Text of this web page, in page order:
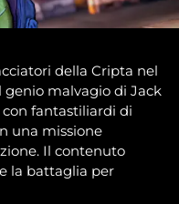
della Cripta nel
malvagio di Jack
fantastiliardi di
una missione
Il contenuto
la battaglia per